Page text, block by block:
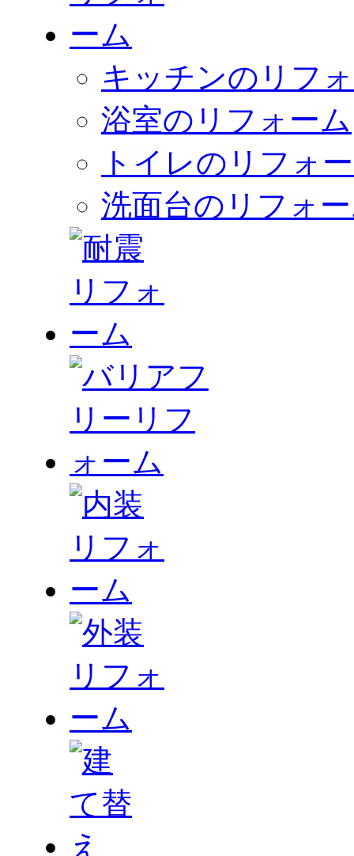
キッチンのリフ
浴室のリフォーム
トイレのリフォ
洗面台のリフォ